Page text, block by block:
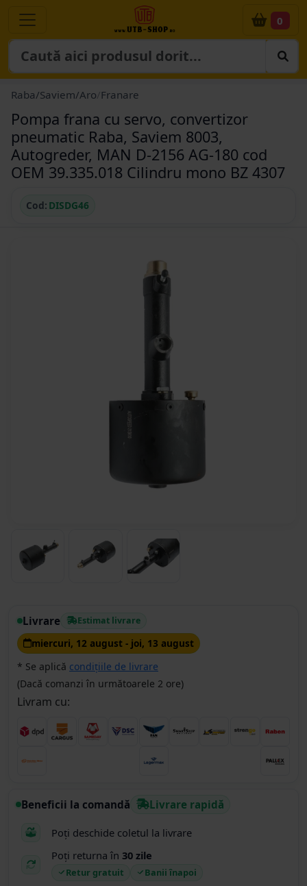
0
Raba/Saviem/Aro Franare
Pompa frana cu servo, convertizor
pneumatic Raba, Saviem 8003,
Autogreder, MAN D-2156 AG-180 cod
OEM 39.335.018 Cilindru mono BZ 4307
Cod: DISDG46
Livrare Estimat livrare
miercuri, 12 august - joi, 13 august
* Se aplică condițiile de livrare
(Dacă comanzi în următoarele 2 ore)
Livram cu:
Beneficii la comandă Livrare rapidă
Poți deschide coletul la livrare
Poți returna în 30 zile
Retur gratuit Banii înapoi